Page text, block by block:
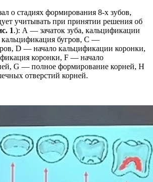
о стадиях формирования 8-х зубов,
учитывать при принятии решения об
1.): А — зачаток зуба, кальцификации
бугров, С —
D — начало кальцификации коронки,
коронки, F — начало
G — полное формирование корней, H
отверстий корней.